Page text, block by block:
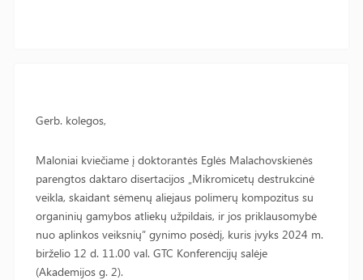
Gerb. kolegos,
Maloniai kviečiame į doktorantės Eglės Malachovskienės
parengtos daktaro disertacijos „Mikromicetų destrukcinė
veikla, skaidant sėmenų aliejaus polimerų kompozitus su
organinių gamybos atliekų užpildais, ir jos priklausomybė
nuo aplinkos veiksnių” gynimo posėdį, kuris įvyks 2024 m.
birželio 12 d. 11.00 val. GTC Konferencijų salėje
(Akademijos g. 2).